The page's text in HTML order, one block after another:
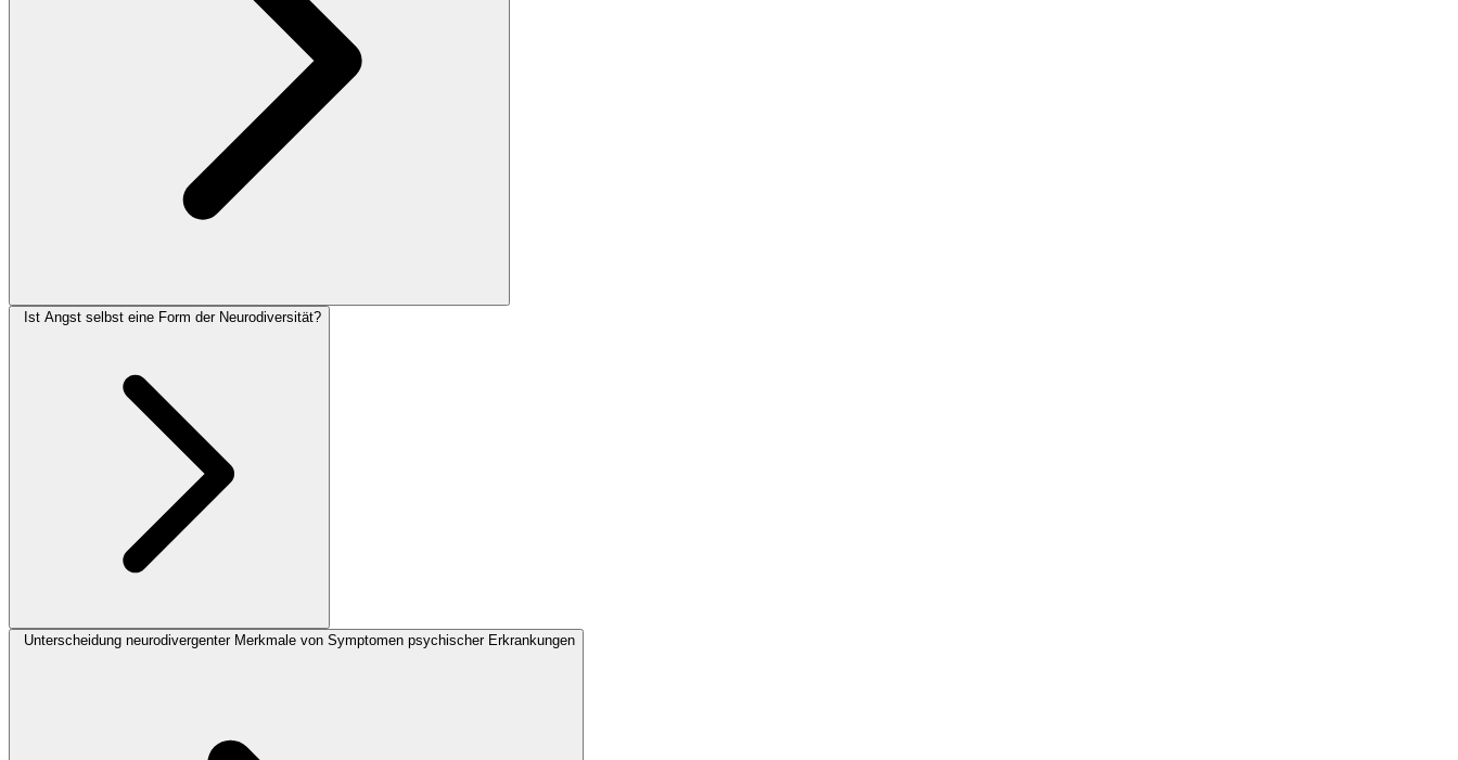
Ist Angst selbst eine Form der Neurodiversität?
Unterscheidung neurodivergenter Merkmale von Symptomen psychischer Erkrankungen